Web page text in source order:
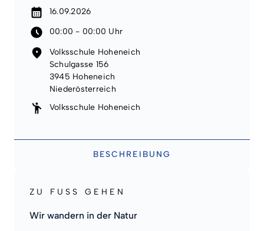
16.09.2026
00:00 - 00:00 Uhr
Volksschule Hoheneich
Schulgasse 156
3945 Hoheneich
Niederösterreich
Volksschule Hoheneich
BESCHREIBUNG
ZU FUSS GEHEN
Wir wandern in der Natur